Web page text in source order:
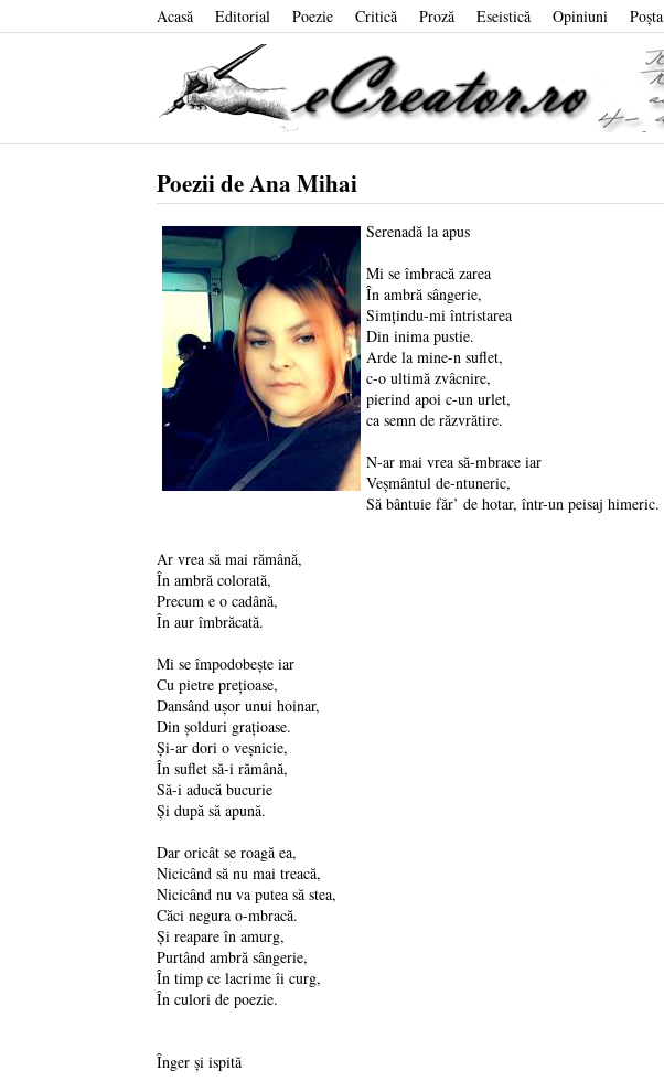
Acasă Editorial Poezie Critică Proză Eseistică Opiniuni Poşta
Poezii de Ana Mihai
Serenadă la apus
Mi se îmbracă zarea
În ambră sângerie,
Simțindu-mi întristarea
Din inima pustie.
Arde la mine-n suflet,
c-o ultimă zvâcnire,
pierind apoi c-un urlet,
ca semn de răzvrătire.
N-ar mai vrea să-mbrace iar
Veșmântul de-ntuneric,
Să bântuie făr’ de hotar, într-un peisaj himeric.
Ar vrea să mai rămână,
În ambră colorată,
Precum e o cadână,
În aur îmbrăcată.
Mi se împodobește iar
Cu pietre prețioase,
Dansând ușor unui hoinar,
Din șolduri grațioase.
Și-ar dori o veșnicie,
În suflet să-i rămână,
Să-i aducă bucurie
Și după să apună.
Dar oricât se roagă ea,
Nicicând să nu mai treacă,
Nicicând nu va putea să stea,
Căci negura o-mbracă.
Și reapare în amurg,
Purtând ambră sângerie,
În timp ce lacrime îi curg,
În culori de poezie.
Înger și ispită